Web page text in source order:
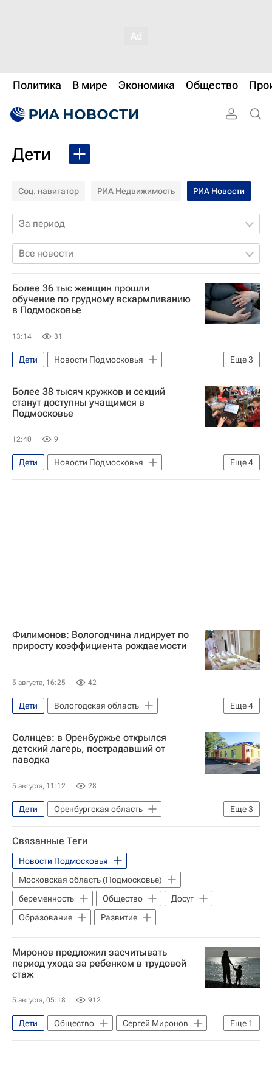
Политика В мире Экономика Общество
Дети
Соц. навигатор РИА Недвижимость РИА Новости
За период
Все новости
Более 36 тыс женщин прошли
обучение по грудному вскармливанию
в Подмосковье
13:14 31
Еще3
Дети
Новости Подмосковья
Общество
Московская область (Подмосковье)
беременность
Более 38 тысяч кружков и секций
станут доступны учащимся в
Подмосковье
12:40 9
Еще4
Дети
Новости Подмосковья
Московская область (Подмосковье)
Филимонов: Вологодчина лидирует по
приросту коэффициента рождаемости
5 августа, 16:25 42
Еще4
Дети
Вологодская область
Детские вопросы
Совет Федерации РФ
Демография
Вологодская область
Солнцев: в Оренбуржье открылся
детский лагерь, пострадавший от
паводка
5 августа, 11:12 28
Еще3
Дети
Оренбургская область
Оренбургская область
Капремонт
Детские сады
Связанные Теги
Новости Подмосковья
Московская область (Подмосковье)
беременность
Общество
Досуг
Образование
Развитие
Миронов предложил засчитывать
период ухода за ребенком в трудовой
стаж
5 августа, 05:18 912
Еще 1
Дети Общество
Сергей Миронов
Россия